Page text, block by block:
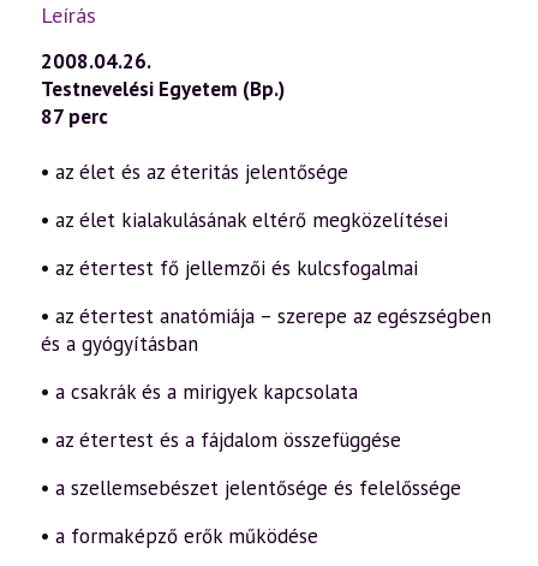
Leírás
2008.04.26.
Testnevelési Egyetem (Bp.)
87 perc
• az élet és az éteritás jelentősége
• az élet kialakulásának eltérő megközelítései
• az étertest fő jellemzői és kulcsfogalmai
• az étertest anatómiája – szerepe az egészségben
és a gyógyításban
• a csakrák és a mirigyek kapcsolata
• az étertest és a fájdalom összefüggése
• a szellemsebészet jelentősége és felelőssége
• a formaképző erők működése